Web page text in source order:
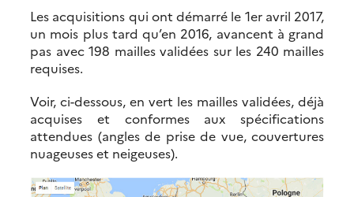
Les acquisitions qui ont démarré le 1er avril 2017,
un mois plus tard qu’en 2016, avancent à grand
pas avec 198 mailles validées sur les 240 mailles
requises.
Voir, ci-dessous, en vert les mailles validées, déjà
acquises et conformes aux spécifications
attendues (angles de prise de vue, couvertures
nuageuses et neigeuses).